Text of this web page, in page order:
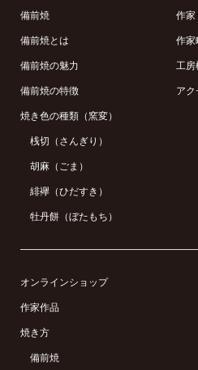
備前焼
備前焼とは
備前焼の魅力
備前焼の特徴
焼き色の種類（窯変）
桟切（さんぎり）
胡麻（ごま）
緋襷（ひだすき）
牡丹餅（ぼたもち）
作家
作家
工房
アク
オンラインショップ
作家作品
焼き方
備前焼